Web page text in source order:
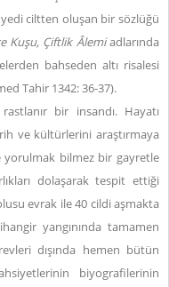
ciltten oluşan bir sözlüğü
Kuşu, Çiftlik Âlemiadlarında
bahseden altı risalesi
Tahir 1342: 36-37).
bir insandı. Hayatı
ve kültürlerini araştırmaya
yorulmak bilmez bir gayretle
dolaşarak tespit ettiği
evrak ile 40 cildi aşmakta
yangınında tamamen
dışında hemen bütün
biyografilerinin